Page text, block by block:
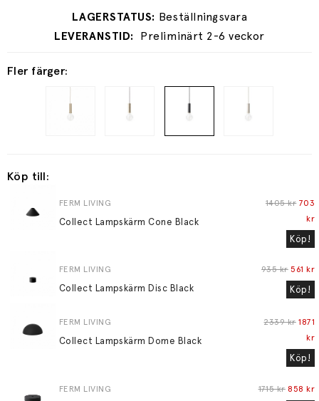
Fler färger:
Preliminärt 2-6 veckor
Köp till:
FERM LIVING
Collect Lampskärm Cone Black
1405 kr 703
kr
Köp!
FERM LIVING
Collect Lampskärm Disc Black
935 kr 561 kr
Köp!
FERM LIVING
Collect Lampskärm Dome Black
2339 kr 1871
kr
Köp!
FERM LIVING 1715 kr 858 kr